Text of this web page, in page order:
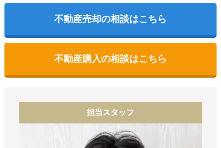
不動産売却の相談はこちら
不動産購入の相談はこちら
担当スタッフ